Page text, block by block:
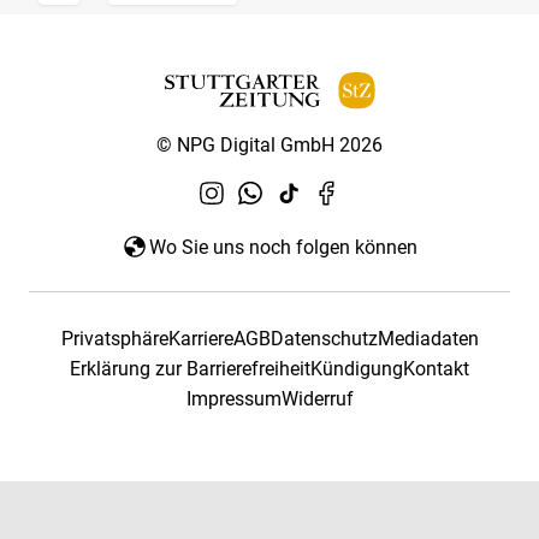
© NPG Digital GmbH 2026
Wo Sie uns noch folgen können
PrivatsphäreKarriereAGBDatenschutzMediadaten
Erklärung zur BarrierefreiheitKündigungKontakt
ImpressumWiderruf